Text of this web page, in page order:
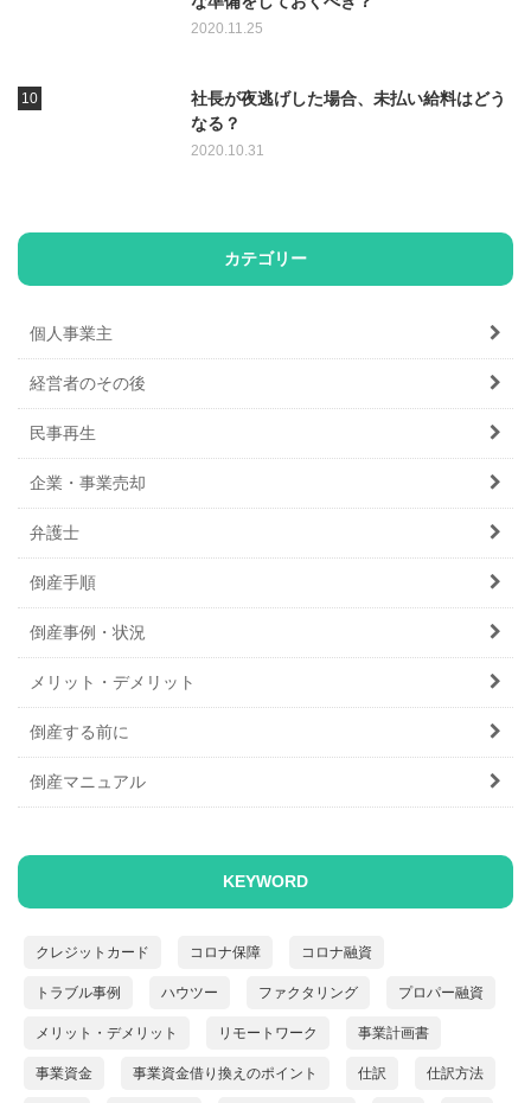
2020.11.25
社長が夜逃げした場合、未払い給料はどう
なる？
2020.10.31
カテゴリー
個人事業主
経営者のその後
民事再生
企業・事業売却
弁護士
倒産手順
倒産事例・状況
メリット・デメリット
倒産する前に
倒産マニュアル
KEYWORD
クレジットカード コロナ保障 コロナ融資
トラブル事例 ハウツー ファクタリング プロパー融資
メリット・デメリット リモートワーク 事業計画書
事業資金 事業資金借り換えのポイント 仕訳 仕訳方法